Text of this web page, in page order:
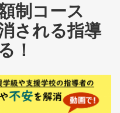
制コース
される指導
！